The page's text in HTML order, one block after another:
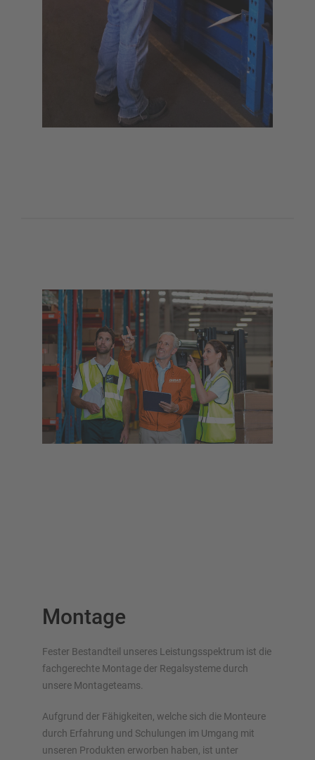
Montage
Fester Bestandteil unseres Leistungsspektrum ist die
fachgerechte Montage der Regalsysteme durch
unsere Montageteams.
Aufgrund der Fähigkeiten, welche sich die Monteure
durch Erfahrung und Schulungen im Umgang mit
unseren Produkten erworben haben, ist unter